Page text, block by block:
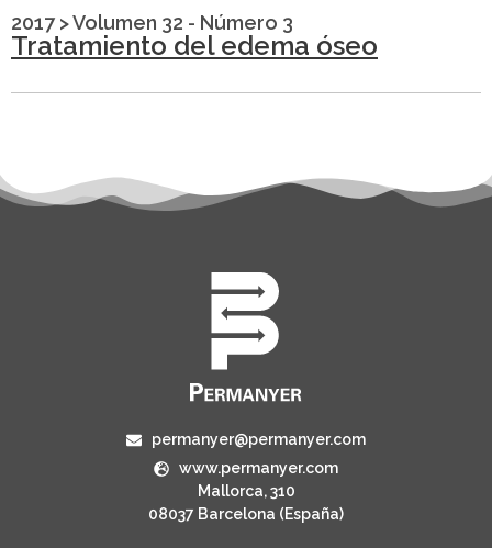
2017 >Volumen 32 - Número 3
Tratamiento del edema óseo
permanyer@permanyer.com
www.permanyer.com
Mallorca, 310
08037 Barcelona (España)